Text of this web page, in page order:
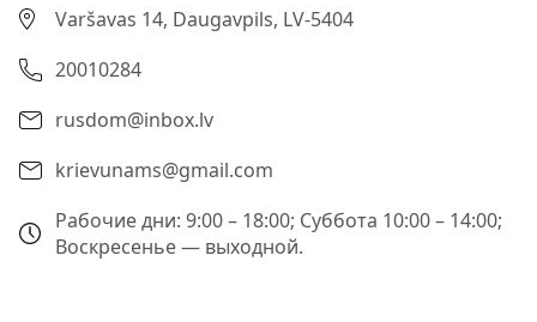
Varšavas 14, Daugavpils, LV-5404
20010284
rusdom@inbox.lv
krievunams@gmail.com
Рабочие дни: 9:00 – 18:00; Суббота 10:00 – 14:00;
Воскресенье — выходной.